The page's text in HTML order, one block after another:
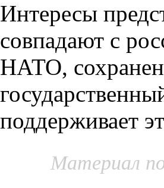
Интересы
совпадают с
НАТО,
поддерживает
Материал